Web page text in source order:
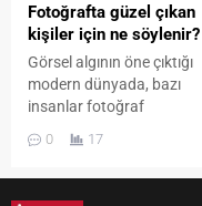
Fotoğrafta güzel çıkan
kişiler için ne söylenir?
Görsel algının öne çıktığı
modern dünyada, bazı
insanlar fotoğraf
yüz hatlarının ışıkla uyumu
0 17